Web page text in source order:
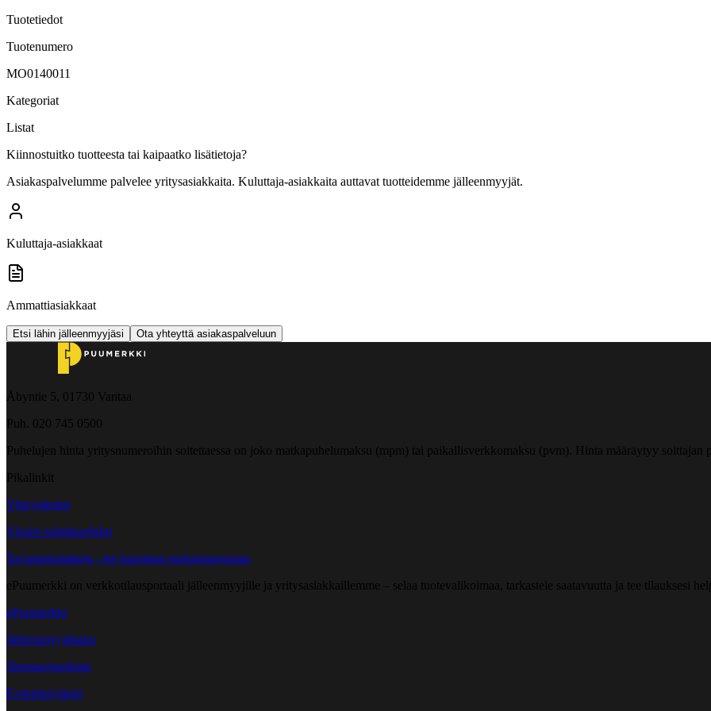
Tuotetiedot
Tuotenumero
MO0140011
Kategoriat
Listat
Kiinnostuitko tuotteesta tai kaipaatko lisätietoja?
Asiakaspalvelumme palvelee yritysasiakkaita. Kuluttaja-asiakkaita auttavat tuotteidemme jälleenmyyjät.
Kuluttaja-asiakkaat
Ammattiasiakkaat
Etsi lähin jälleenmyyjäsi Ota yhteyttä asiakaspalveluun
Åbyntie 5, 01730 Vantaa
Puh. 020 745 0500
Puhelujen hinta yritysnumeroihin soitettaessa on joko matkapuhelumaksu (mpm) tai paikallisverkkomaksu (pvm). Hinta määräytyy soittajan
Pikalinkit
Yhteystiedot
Yleiset toimitusehdot
Tavarantoimittaja - tee kuorman purkuajanvaraus
ePuumerkki on verkkotilausportaali jälleenmyyjille ja yritysasiakkaillemme – selaa tuotevalikoimaa, tarkastele saatavuutta ja tee tilauksesi
ePuumerkki
Jälleenmyyjähaku
Tietosuojaseloste
Evästekäytäntö